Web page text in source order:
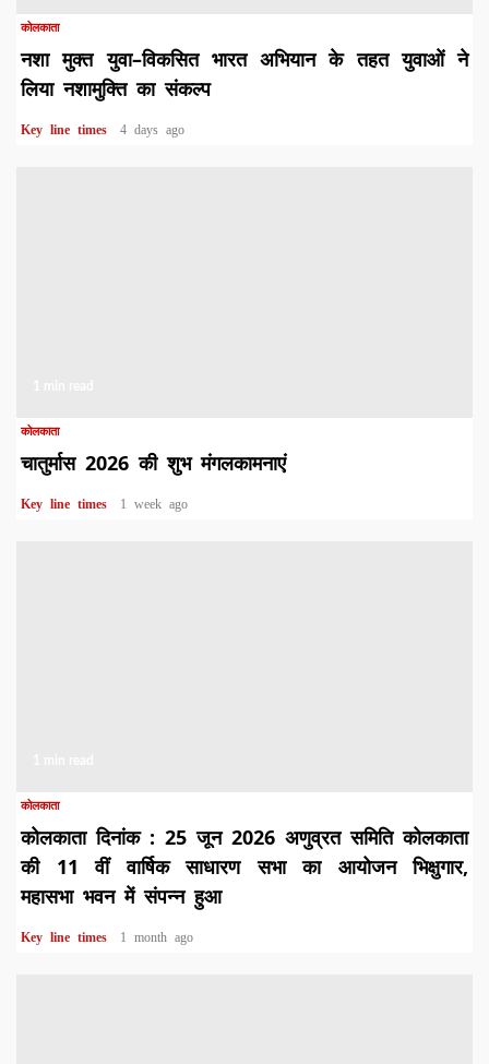
कोलकाता
नशा मुक्त युवा–विकसित भारत अभियान के तहत युवाओं ने
लिया नशामुक्ति का संकल्प
Key line times 4 days ago
कोलकाता
चातुर्मास 2026 की शुभ मंगलकामनाएं
Key line times 1 week ago
कोलकाता
कोलकाता दिनांक : 25 जून 2026 अणुव्रत समिति कोलकाता
की 11 वीं वार्षिक साधारण सभा का आयोजन भिक्षुगार,
महासभा भवन में संपन्न हुआ
Key line times 1 month ago